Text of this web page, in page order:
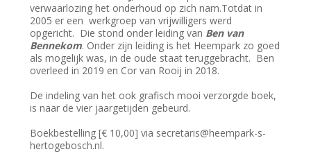
verwaarlozing het onderhoud op zich nam.Totdat in
2005 er een werkgroep van vrijwilligers werd
opgericht. Die stond onder leiding van Ben van
Bennekom. Onder zijn leiding is het Heempark zo goed
als mogelijk was, in de oude staat teruggebracht. Ben
overleed in 2019 en Cor van Rooij in 2018.
De indeling van het ook grafisch mooi verzorgde boek,
is naar de vier jaargetijden gebeurd.
Boekbestelling [€ 10,00] via secretaris@heempark-s-
hertogebosch.nl.